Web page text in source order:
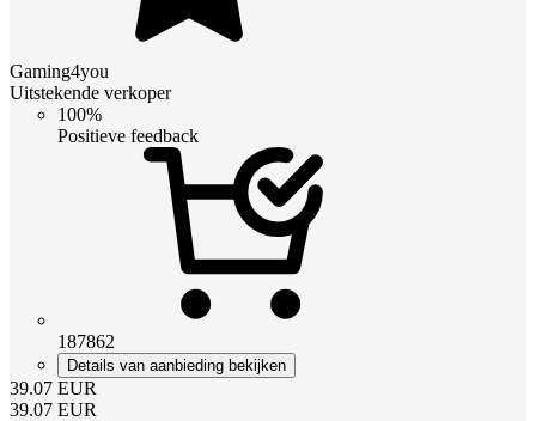
Gaming4you
Uitstekende verkoper
100%
Positieve feedback
187862
Details van aanbieding bekijken
39.07 EUR
39.07 EUR